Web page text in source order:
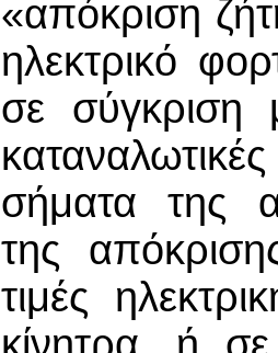
«απόκριση
ηλεκτρικό
σε σύγκριση
σήματα της
της
τιμές